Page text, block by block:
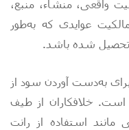
واقعی، منشاء، منبع،
عوایدی که به‌طور
تحصیل شده باشد.
به‌دست آوردن سود از
است. خلافکاران از طیف
مانند استفاده از رانت